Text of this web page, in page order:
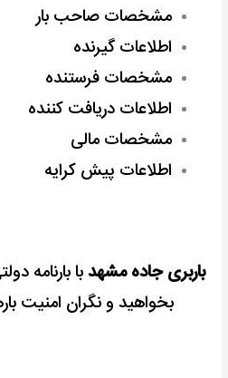
مشخصات صاحب بار
اطلاعات گیرنده
مشخصات فرستنده
اطلاعات دریافت کننده
مشخصات مالی
اطلاعات پیش کرایه
باربری جاده مشهدبا بارنامه
بخواهید و نگران امنیت